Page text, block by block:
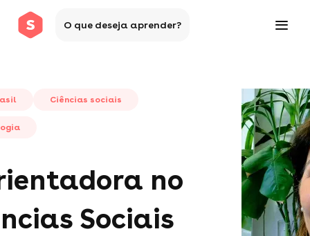
O que deseja aprender?
Ciências sociais
no
Sociais